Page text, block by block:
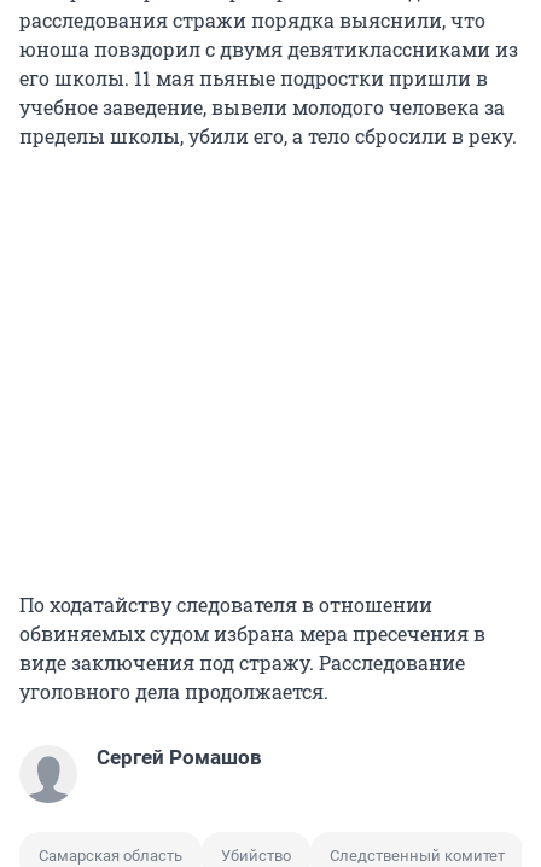
расследования стражи порядка выяснили, что
юноша повздорил с двумя девятиклассниками из
его школы. 11 мая пьяные подростки пришли в
учебное заведение, вывели молодого человека за
пределы школы, убили его, а тело сбросили в реку.
По ходатайству следователя в отношении
обвиняемых судом избрана мера пресечения в
виде заключения под стражу. Расследование
уголовного дела продолжается.
Сергей Ромашов
Самарская область Убийство Следственный комитет